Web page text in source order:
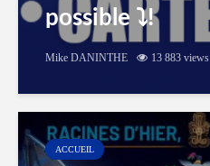
possible ⤵️!
Mike DANINTHE 13 883 views
ACCUEIL